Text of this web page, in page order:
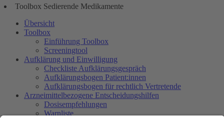
Toolbox Sedierende Medikamente
Übersicht
Toolbox
Einführung Toolbox
Screeningtool
Aufklärung und Einwilligung
Checkliste Aufklärungsgespräch
Aufklärungsbogen Patient:innen
Aufklärungsbogen für rechtlich Vertretende
Arzneimittelbezogene Entscheidungshilfen
Dosisempfehlungen
Warnliste